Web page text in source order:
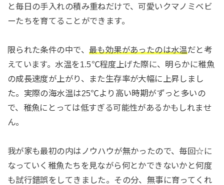
と毎日の手入れの積み重ねだけで、可愛いクマノミベビ
ーたちを育てることができます。
限られた条件の中で、 最も効果があったのは水温だと考
えています。水温を1.5℃程度上げた際に、明らかに稚魚
の成長速度が上がり、また生存率が大幅に上昇しまし
た。実際の海水温は25℃より高い時期がずっと多いの
で、稚魚にとっては低すぎる可能性があるかもしれませ
ん。
我が家も最初の内はノウハウが無かったので、毎回☆に
なっていく稚魚たちを見ながら何とかできないかと何度
も試行錯誤をしてきました。その分、無事に育ってくれ